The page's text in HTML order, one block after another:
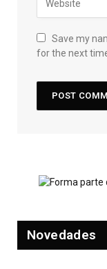
Save my
for the next
Novedades